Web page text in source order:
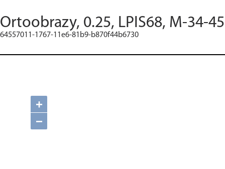
Ortoobrazy, 0.25, LPIS68, M-34-
64557011-1767-11e6-81b9-b870f44b6730
+
−